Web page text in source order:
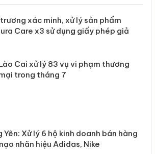
Khẩn trương xác minh, xử lý sản phẩm
Care x3 sử dụng giấy phép